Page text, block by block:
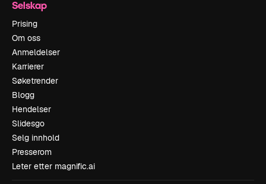
Selskap
Prising
Om oss
Anmeldelser
Karrierer
Søketrender
Blogg
Hendelser
Slidesgo
Selg innhold
Presserom
Leter etter magnific.ai